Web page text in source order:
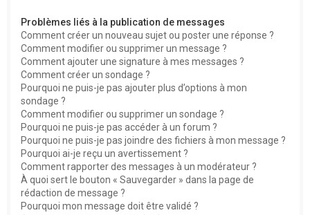
Problèmes liés à la publication de messages
Comment créer un nouveau sujet ou poster une réponse ?
Comment modifier ou supprimer un message ?
Comment ajouter une signature à mes messages ?
Comment créer un sondage ?
Pourquoi ne puis-je pas ajouter plus d’options à mon
sondage ?
Comment modifier ou supprimer un sondage ?
Pourquoi ne puis-je pas accéder à un forum ?
Pourquoi ne puis-je pas joindre des fichiers à mon message ?
Pourquoi ai-je reçu un avertissement ?
Comment rapporter des messages à un modérateur ?
À quoi sert le bouton « Sauvegarder » dans la page de
rédaction de message ?
Pourquoi mon message doit être validé ?